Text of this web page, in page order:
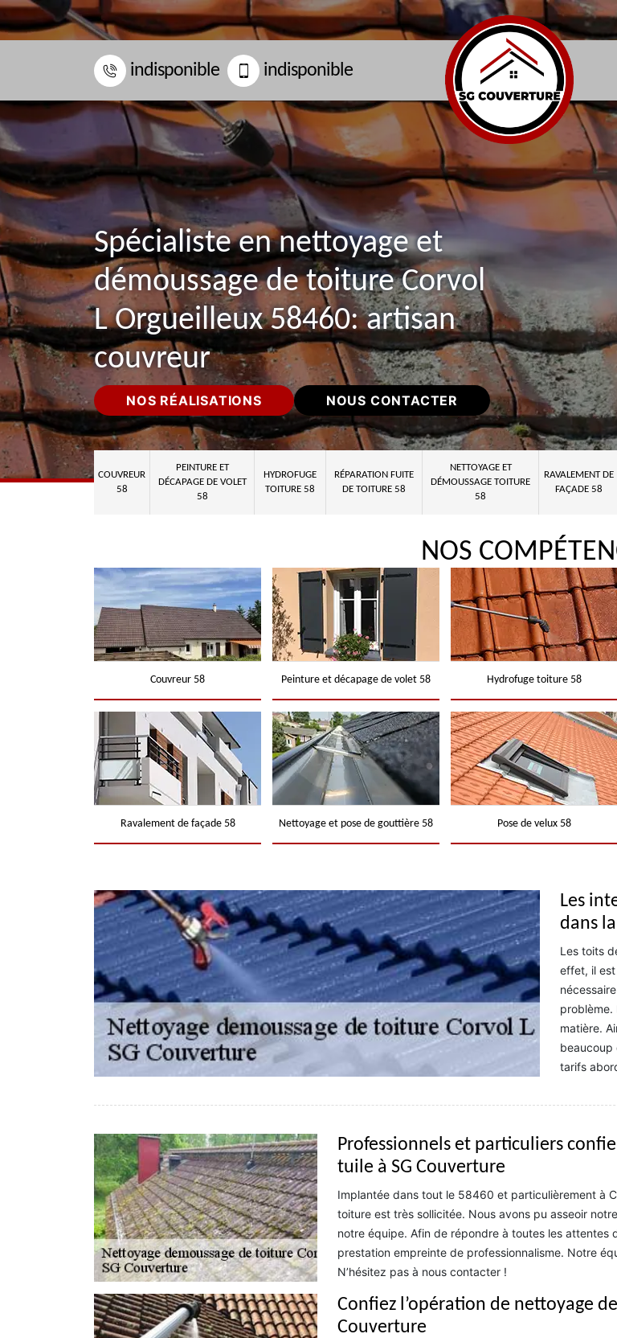
indisponible indisponible
Spécialiste en nettoyage et
démoussage de toiture Corvol
L Orgueilleux 58460: artisan
couvreur
NOS RÉALISATIONS NOUS CONTACTER
COUVREUR
58
PEINTURE ET
DÉCAPAGE DE VOLET
58
HYDROFUGE
TOITURE 58
RÉPARATION FUITE
DE TOITURE 58
NETTOYAGE ET
DÉMOUSSAGE TOITURE
58
RAVALEMENT DE
FAÇADE 58
NOS
Couvreur 58 Peinture et décapage de volet 58 Hydrofuge toiture 58
Ravalement de façade 58 Nettoyage et pose de gouttière 58 Pose de velux 58
Les
dans
Les toits
effet, il
problème.
matière.
beaucoup
tarifs
Professionnels et particuliers
tuile à SG Couverture
Implantée dans tout le 58460 et particulièrement à
toiture est très sollicitée. Nous avons pu asseoir
notre équipe. Afin de répondre à toutes les
prestation empreinte de professionnalisme. Notre
N’hésitez pas à nous contacter !
Confiez l’opération de nettoyage
Couverture